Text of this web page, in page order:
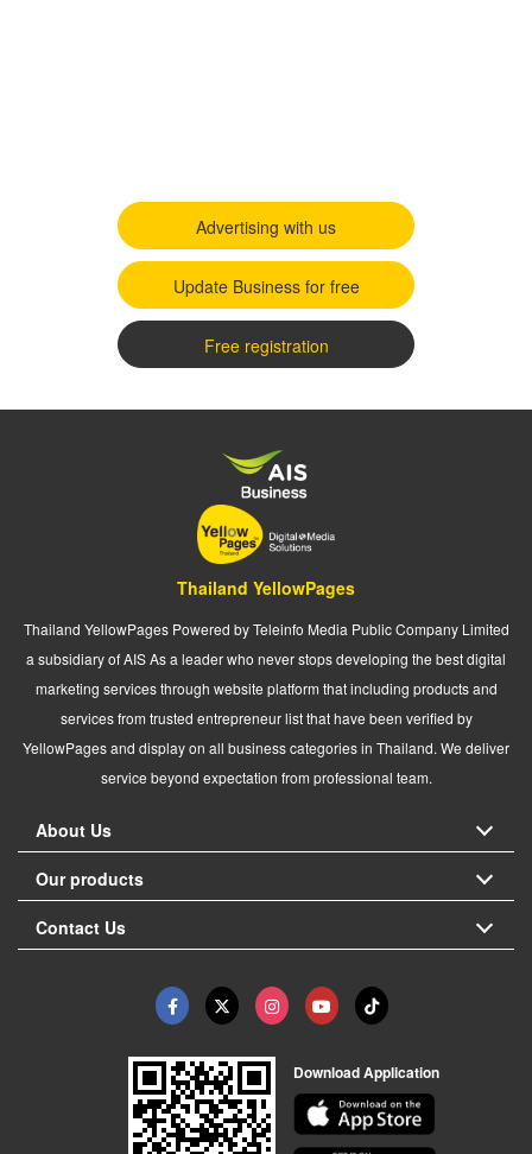
Advertising with us
Update Business for free
Free registration
Thailand YellowPages
Thailand YellowPages Powered by Teleinfo Media Public Company Limited
a subsidiary of AIS As a leader who never stops developing the best digital
marketing services through website platform that including products and
services from trusted entrepreneur list that have been verified by
YellowPages and display on all business categories in Thailand. We deliver
service beyond expectation from professional team.
About Us
Our products
Contact Us
Download Application